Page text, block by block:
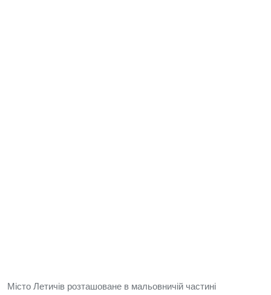
Місто Летичів розташоване в мальовничій частині